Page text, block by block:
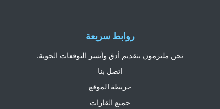
روابط سريعة
نحن ملتزمون بتقديم أدق وأيسر التوقعات الجوية.
اتصل بنا
خريطة الموقع
جميع القارات